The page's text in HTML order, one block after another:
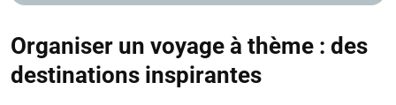
Organiser un voyage à thème : des
destinations inspirantes